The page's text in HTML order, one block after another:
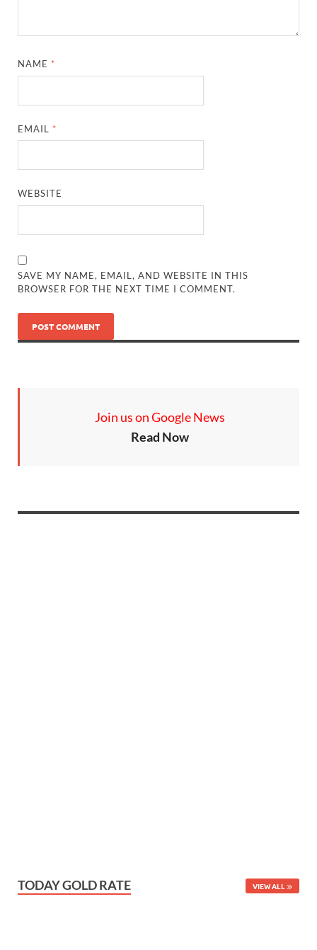
NAME *
EMAIL *
WEBSITE
SAVE MY NAME, EMAIL, AND WEBSITE IN THIS
BROWSER FOR THE NEXT TIME I COMMENT.
Join us on Google News
Read Now
TODAY GOLD RATE VIEW ALL